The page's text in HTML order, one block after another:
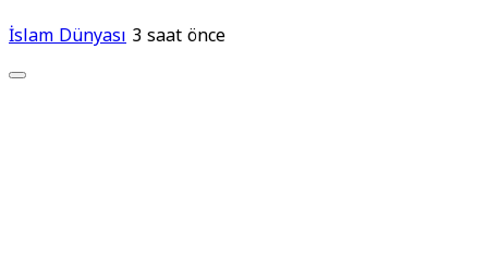
İslam Dünyası3 saat önce